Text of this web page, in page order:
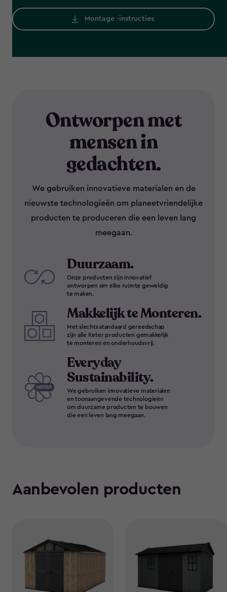
Montage -instructies
Ontworpen met
mensen in
gedachten.
We gebruiken innovatieve materialen en de
nieuwste technologieën om planeetvriendelijke
producten te produceren die een leven lang
meegaan.
Duurzaam.
Onze producten zijn innovatief
ontworpen om elke ruimte geweldig
te maken.
Makkelijk te Monteren.
Met slechts standaard gereedschap
zijn alle Keter producten gemakkelijk
te monteren en onderhoudsvrij.
Everyday
Sustainability.
We gebruiken innovatieve materialen
en toonaangevende technologieën
om duurzame producten te bouwen
die een leven lang meegaan.
Aanbevolen producten